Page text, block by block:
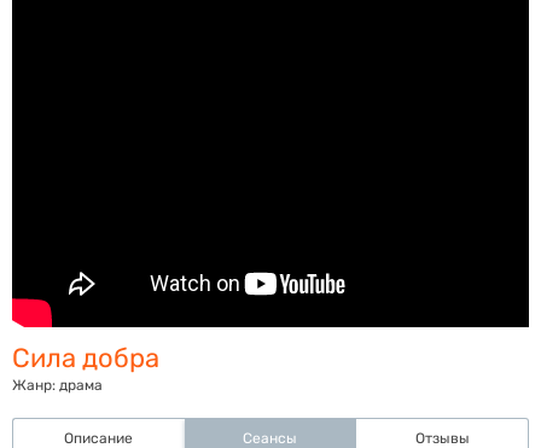
Сила добра
Жанр: драма
Описание Сеансы Отзывы